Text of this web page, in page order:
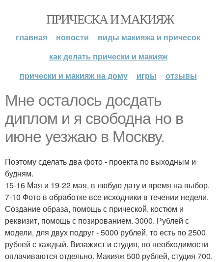
ПРИЧЕСКА И МАКИЯЖ
главная новости
виды макияжа и причесок
как делать прически и макияж
прически и макияж на дому
игры отзывы
Мне осталось досдать
диплом и я свободна но в
июне уезжаю в Москву.
Поэтому сделать два фото - проекта по выходным и
будням.
15-16 Мая и 19-22 мая, в любую дату и время на выбор.
7-10 Фото в обработке все исходники в течении недели.
Создание образа, помощь с прической, костюм и
реквизит, помощь с позированием. 3000. Рублей с
модели, для двух подруг - 5000 рублей, то есть по 2500
рублей с каждый. Визажист и студия, по необходимости
оплачиваются отдельно. Макияж 500 рублей, студия 700.